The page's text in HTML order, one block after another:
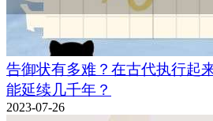
告御状有多难？在古代执行起
能延续几千年？
2023-07-26